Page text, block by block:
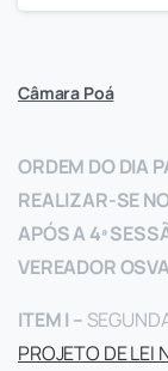
Câmara Poá
ORDEM DO DIA
REALIZAR-SE
APÓS A 4ª
VEREADOR
ITEM I –
PROJETO DE LEI